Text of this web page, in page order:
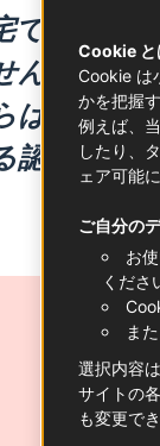
でもっと
んか？そ
は、品質
認証マー
Cookie と
Cookie は
かを把握
例えば、
したり、
ェア可能
ご自分の
お
くださ
ま
選択内容
サイトの
も変更でき